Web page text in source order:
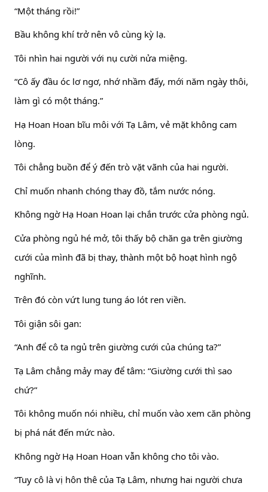
“Một tháng rồi!”
Bầu không khí trở nên vô cùng kỳ lạ.
Tôi nhìn hai người với nụ cười nửa miệng.
“Cô ấy đầu óc lơ ngơ, nhớ nhầm đấy, mới năm ngày thôi,
làm gì có một tháng.”
Hạ Hoan Hoan bĩu môi với Tạ Lâm, vẻ mặt không cam
lòng.
Tôi chẳng buồn để ý đến trò vặt vãnh của hai người.
Chỉ muốn nhanh chóng thay đồ, tắm nước nóng.
Không ngờ Hạ Hoan Hoan lại chắn trước cửa phòng ngủ.
Cửa phòng ngủ hé mở, tôi thấy bộ chăn ga trên giường
cưới của mình đã bị thay, thành một bộ hoạt hình ngộ
nghĩnh.
Trên đó còn vứt lung tung áo lót ren viền.
Tôi giận sôi gan:
“Anh để cô ta ngủ trên giường cưới của chúng ta?”
Tạ Lâm chẳng mảy may để tâm: “Giường cưới thì sao
chứ?”
Tôi không muốn nói nhiều, chỉ muốn vào xem căn phòng
bị phá nát đến mức nào.
Không ngờ Hạ Hoan Hoan vẫn không cho tôi vào.
“Tuy cô là vị hôn thê của Tạ Lâm, nhưng hai người chưa